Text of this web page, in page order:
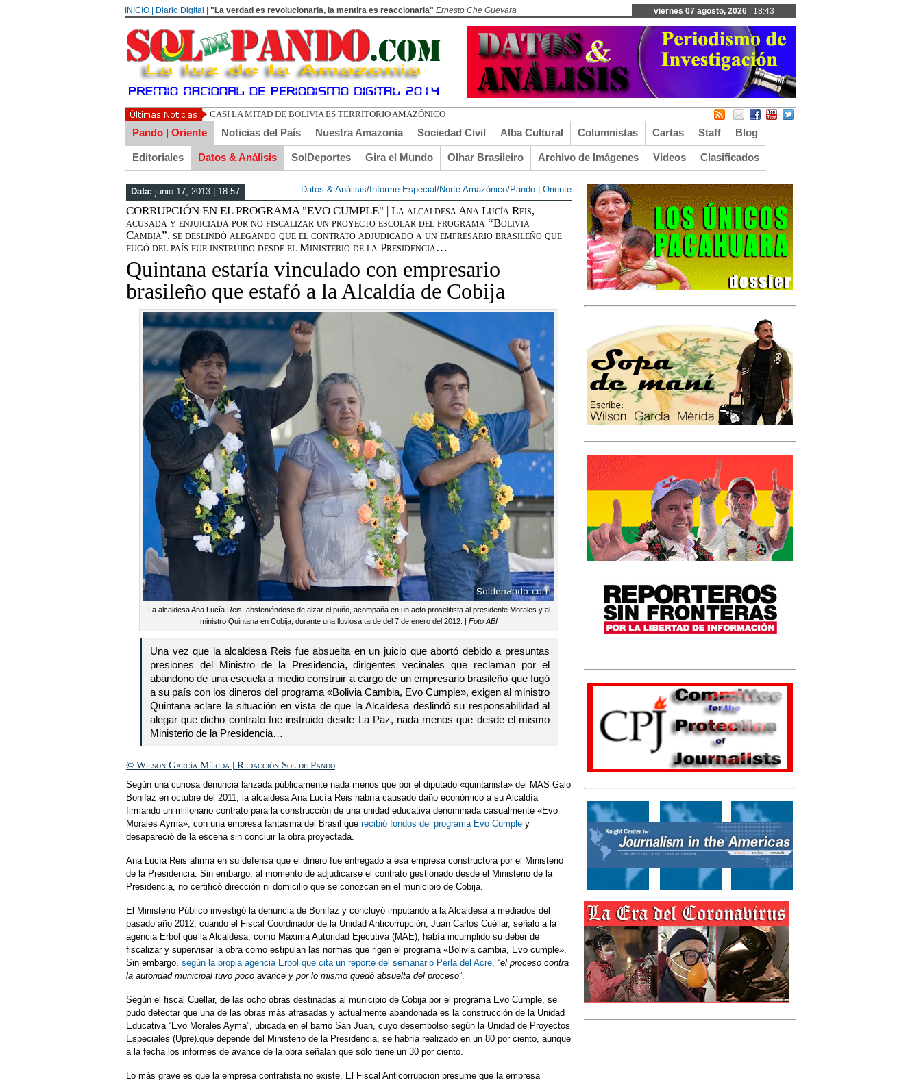
INICIO | Diario Digital | "La verdad es revolucionaria, la mentira es reaccionaria" Ernesto Che Guevara viernes 07 agosto, 2026 | 18:43
UN LIBERTA
Pando | Oriente Noticias del País Nuestra Amazonia Sociedad Civil Alba Cultural Columnistas Cartas Staff Blog
Editoriales Datos & Análisis SolDeportes Gira el Mundo Olhar Brasileiro Archivo de Imágenes Videos Clasificados
Data: junio 17, 2013 | 18:57 Datos & Análisis/ Informe Especial/Norte Amazónico/Pando | Oriente
CORRUPCIÓN EN EL PROGRAMA "EVO CUMPLE" | La alcaldesa Ana Lucía Reis,
acusada y enjuiciada por no fiscalizar un proyecto escolar del programa “Bolivia
Cambia”, se deslindó alegando que el contrato adjudicado a un empresario brasileño que
fugó del país fue instruido desde el Ministerio de la Presidencia…
Quintana estaría vinculado con empresario
brasileño que estafó a la Alcaldía de Cobija
La alcaldesa Ana Lucía Reis, absteniéndose de alzar el puño, acompaña en un acto proselitista al presidente Morales y al
ministro Quintana en Cobija, durante una lluviosa tarde del 7 de enero del 2012. | Foto ABI
Una vez que la alcaldesa Reis fue absuelta en un juicio que abortó debido a presuntas
presiones del Ministro de la Presidencia, dirigentes vecinales que reclaman por el
abandono de una escuela a medio construir a cargo de un empresario brasileño que fugó
a su país con los dineros del programa «Bolivia Cambia, Evo Cumple», exigen al ministro
Quintana aclare la situación en vista de que la Alcaldesa deslindó su responsabilidad al
alegar que dicho contrato fue instruido desde La Paz, nada menos que desde el mismo
Ministerio de la Presidencia…
© Wilson García Mérida | Redacción Sol de Pando
Según una curiosa denuncia lanzada públicamente nada menos que por el diputado «quintanista» del MAS Galo
Bonifaz en octubre del 2011, la alcaldesa Ana Lucía Reis habría causado daño económico a su Alcaldía
firmando un millonario contrato para la construcción de una unidad educativa denominada casualmente «Evo
Morales Ayma», con una empresa fantasma del Brasil que recibió fondos del programa Evo Cumple y
desapareció de la escena sin concluir la obra proyectada.
Ana Lucía Reis afirma en su defensa que el dinero fue entregado a esa empresa constructora por el Ministerio
de la Presidencia. Sin embargo, al momento de adjudicarse el contrato gestionado desde el Ministerio de la
Presidencia, no certificó dirección ni domicilio que se conozcan en el municipio de Cobija.
El Ministerio Público investigó la denuncia de Bonifaz y concluyó imputando a la Alcaldesa a mediados del
pasado año 2012, cuando el Fiscal Coordinador de la Unidad Anticorrupción, Juan Carlos Cuéllar, señaló a la
agencia Erbol que la Alcaldesa, como Máxima Autoridad Ejecutiva (MAE), había incumplido su deber de
fiscalizar y supervisar la obra como estipulan las normas que rigen el programa «Bolivia cambia, Evo cumple».
Sin embargo, según la propia agencia Erbol que cita un reporte del semanario Perla del Acre, “el proceso contra
la autoridad municipal tuvo poco avance y por lo mismo quedó absuelta del proceso”.
Según el fiscal Cuéllar, de las ocho obras destinadas al municipio de Cobija por el programa Evo Cumple, se
pudo detectar que una de las obras más atrasadas y actualmente abandonada es la construcción de la Unidad
Educativa “Evo Morales Ayma”, ubicada en el barrio San Juan, cuyo desembolso según la Unidad de Proyectos
Especiales (Upre).que depende del Ministerio de la Presidencia, se habría realizado en un 80 por ciento, aunque
a la fecha los informes de avance de la obra señalan que sólo tiene un 30 por ciento.
Lo más grave es que la empresa contratista no existe. El Fiscal Anticorrupción presume que la empresa